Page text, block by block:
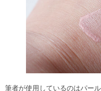
筆者が使用しているのはパー